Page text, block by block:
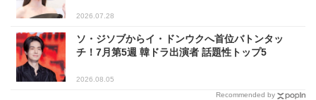
2026.07.28
ソ・ジソブからイ・ドンウクへ首位バトンタッ
チ！7月第5週 韓ドラ出演者 話題性トップ5
2026.08.05
Recommended by